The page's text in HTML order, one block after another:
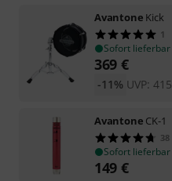
Avantone Kick
1
Sofort lieferbar
369 €
UVP: 415
-11%
Avantone CK-1
38
Sofort lieferbar
149 €